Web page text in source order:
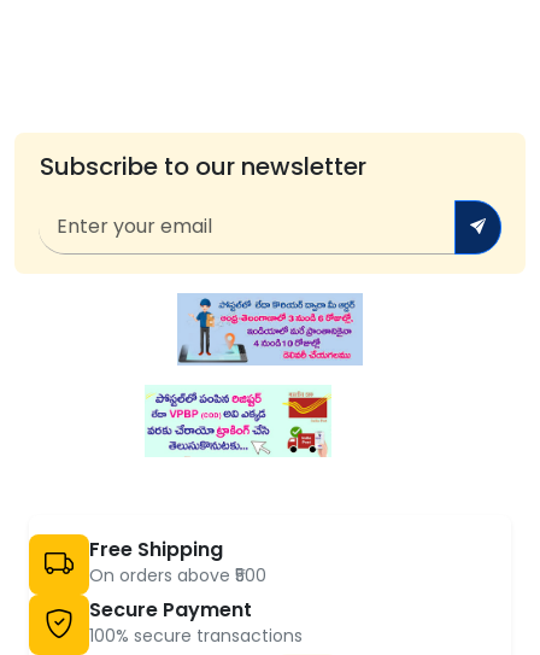
Subscribe to our newsletter
Free Shipping
On orders above ₹500
Secure Payment
100% secure transactions